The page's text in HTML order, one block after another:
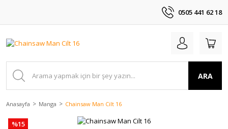
0505 441 62 18
ARA
Anasayfa Manga Chainsaw Man Cilt 16
%15